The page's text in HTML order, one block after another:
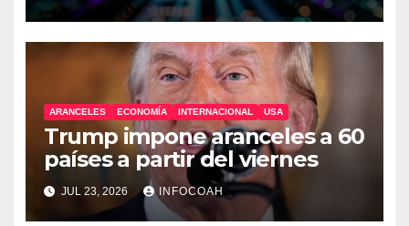
ARANCELES ECONOMÍA INTERNACIONAL USA
Trump impone aranceles a 60
países a partir del viernes
JUL 23, 2026 INFOCOAH